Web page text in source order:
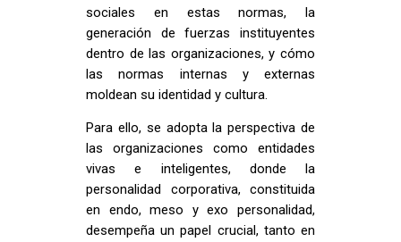
sociales en estas normas, la
generación de fuerzas instituyentes
dentro de las organizaciones, y cómo
las normas internas y externas
moldean su identidad y cultura.
Para ello, se adopta la perspectiva de
las organizaciones como entidades
vivas e inteligentes, donde la
personalidad corporativa, constituida
en endo, meso y exo personalidad,
desempeña un papel crucial, tanto en